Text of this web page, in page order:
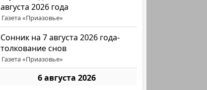
августа 2026 года
Газета «Приазовье»
Сонник на 7 августа 2026 года-
толкование снов
Газета «Приазовье»
6 августа 2026